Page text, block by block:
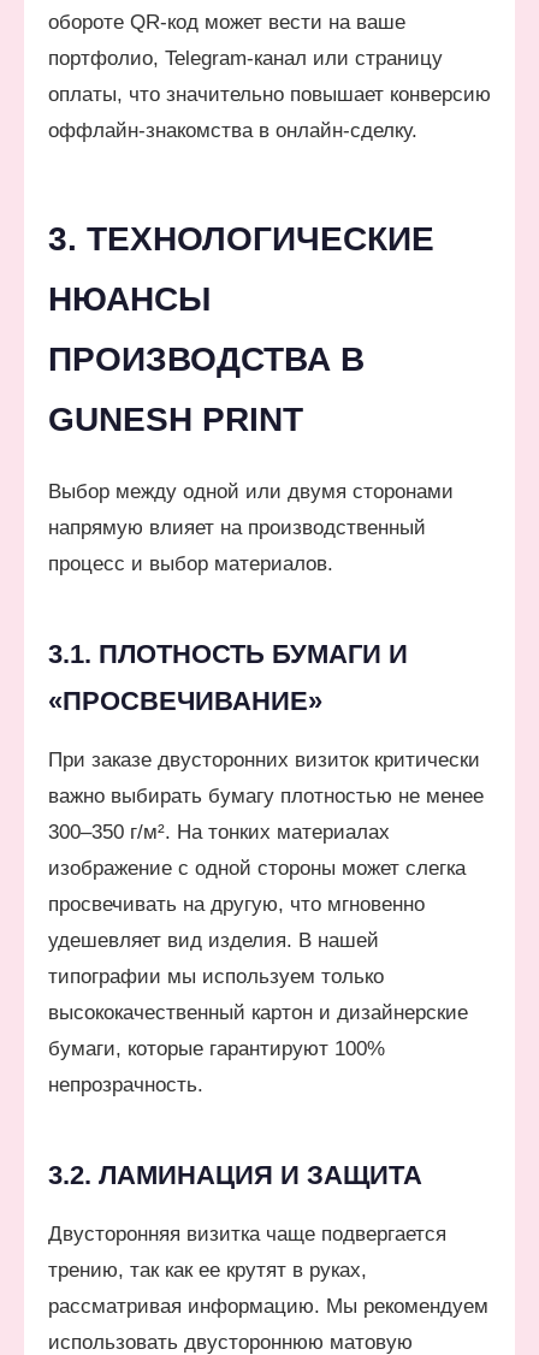
обороте QR-код может вести на ваше
портфолио, Telegram-канал или страницу
оплаты, что значительно повышает конверсию
оффлайн-знакомства в онлайн-сделку.
3. ТЕХНОЛОГИЧЕСКИЕ
НЮАНСЫ
ПРОИЗВОДСТВА В
GUNESH PRINT
Выбор между одной или двумя сторонами
напрямую влияет на производственный
процесс и выбор материалов.
3.1. ПЛОТНОСТЬ БУМАГИ И
«ПРОСВЕЧИВАНИЕ»
При заказе двусторонних визиток критически
важно выбирать бумагу плотностью не менее
300–350 г/м². На тонких материалах
изображение с одной стороны может слегка
просвечивать на другую, что мгновенно
удешевляет вид изделия. В нашей
типографии мы используем только
высококачественный картон и дизайнерские
бумаги, которые гарантируют 100%
непрозрачность.
3.2. ЛАМИНАЦИЯ И ЗАЩИТА
Двусторонняя визитка чаще подвергается
трению, так как ее крутят в руках,
рассматривая информацию. Мы рекомендуем
использовать двустороннюю матовую